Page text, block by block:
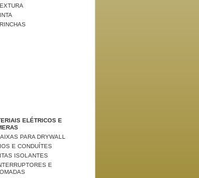
ELÉTRICOS E
PARA DRYWALL
E CONDUÍTES
ISOLANTES
E